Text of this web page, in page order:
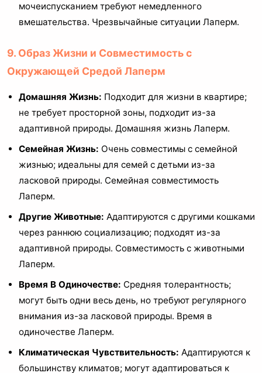
мочеиспусканием требуют немедленного
вмешательства. Чрезвычайные ситуации Лаперм.
9. Образ Жизни и Совместимость с
Окружающей Средой Лаперм
Домашняя Жизнь: Подходит для жизни в квартире;
не требует просторной зоны, подходит из-за
адаптивной природы. Домашняя жизнь Лаперм.
Семейная Жизнь: Очень совместимы с семейной
жизнью; идеальны для семей с детьми из-за
ласковой природы. Семейная совместимость
Лаперм.
Другие Животные: Адаптируются с другими кошками
через раннюю социализацию; подходят из-за
адаптивной природы. Совместимость с животными
Лаперм.
Время В Одиночестве: Средняя толерантность;
могут быть одни весь день, но требуют регулярного
внимания из-за ласковой природы. Время в
одиночестве Лаперм.
Климатическая Чувствительность: Адаптируются к
большинству климатов; могут адаптироваться к